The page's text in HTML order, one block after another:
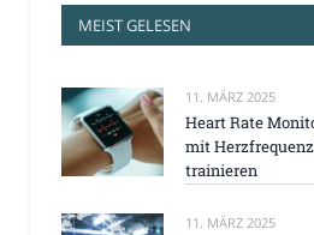
MEIST GELESEN
11. MÄRZ 2025
Heart Rate
mit
trainieren
11. MÄRZ 2025